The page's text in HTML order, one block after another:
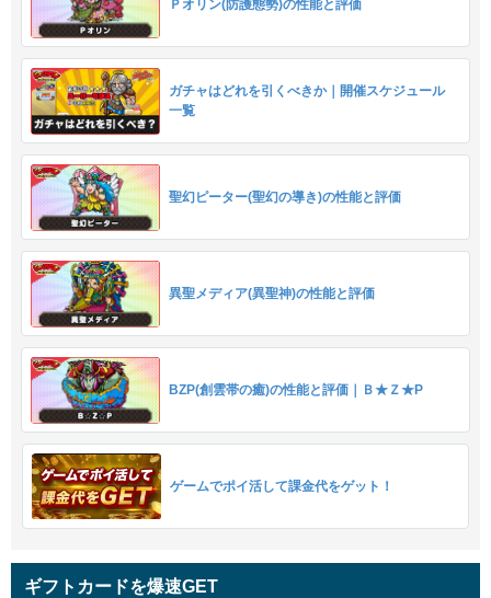
Ｐオリン(防護態勢)の性能と評価
ガチャはどれを引くべきか｜開催スケジュール
一覧
聖幻ピーター(聖幻の導き)の性能と評価
異聖メディア(異聖神)の性能と評価
BZP(創雲帯の癒)の性能と評価｜Ｂ★Ｚ★P
ゲームでポイ活して課金代をゲット！
ギフトカードを爆速GET